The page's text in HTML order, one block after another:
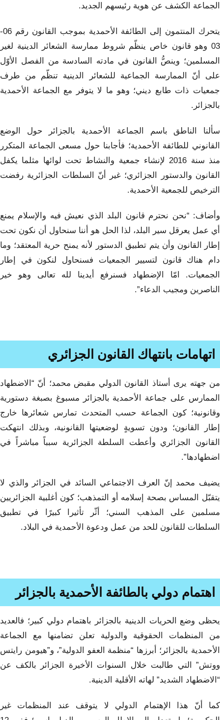
الجماعة الكشف عن هوية رئيسهم الجديد.
يتحرك المنتمون إلى الطائفة الأحمدية بموجب القانون رقم 06-
03 وهو قانون خاص ينظّم شروط ممارسة الشعائر الدينية لغير
المسلمين؛ وينصُّ القانون في مادته السادسة من الفصل الأوّل
على أنّ الممارسة الجماعية للشعائر الدينية تنظّم من طرف
جمعيات ذات طابع ديني؛ وهو ما لا يتوفر مع الجماعة الأحمدية
بالجزائر.
سألنا الناطق باسم الجماعة الأحمدية بالجزائر حول الوضع
القانوني للطائفة الأحمدية؛ فأجابنا حول مسعى الجماعة المتكرر
منذ سنة 2016 لإنشاء جمعية والنشاط تحت لوائها مثلما يكفل
القانون والدستور الجزائري؛ غير أنّ السلطات الجزائرية رفضت
الترخيص للجمعية الأحمدية.
وأضاف: “نحن نحترم قانون البلد الذي نعيش فيه والإسلام يمنع
أي عمل يعرقل سير البلد، لذا الحل هو أننا سنحاول أن نكون تحت
إطار القانون وأن يتم تطبيق الدستور لأنه يمنح حرية المعتقد؛ وما
دام هناك قانون لتسيير الجمعيات فسنحاول لنكون في إطار
الجمعيات. امّا الإضطهاد فسنرفع أيدينا لله تعالى وهو خير
الناصرين ومجيب الدعاء”.
اتهامات بانتهاك القانون الجزائري
من جهته يرى أستاذ القانون الدولي مقبض محمد؛ أنّ “الاضطهاد
الممارس على جماعة الأحمدية بالجزائر مسبوغ بصبغة دستورية
وقانونية؛ كون الجماعة حسب المتحدث تمارس شعائرها خارج
إطار القانون؛ ودون تسويةٍ لوضعيتها القانونية، وبذلك انتهكت
القانون الجزائري وأعطت السلطة الجزائرية سبباً مباشراً في
اضطهادها”.
يضيف محمد إنّ العرف الاجتماعي السائد في الجزائر والذي لا
يتقبّل المساس بصحة إسلامه أو التمذهب؛ كون أغلبية الجزائريين
مسلمين على المذهب السني؛ أثّر تأثيرا كبيرًا في تطبيق
السلطات للقانون للحد من عمل ودعوة الأحمدية في البلاد.
اهتمام دولي بالطائفة الأحمدية بالجزائر
يحظى وضع الحريات الدينية بالجزائر باهتمام دولي كبير؛ فالعديد
من المنظمات الحقوقية والدولية تعلن تضامنها مع الجماعة
الأحمدية بالجزائر؛ أبرزها “منظمة العفو الدولية”، و”هيومن رايتس
ووتش” التي طالبت خلال السنوات الأخيرة الجزائر بالكف عن
“الاضطهاد الشديد” لهاته الأقلية الدينية.
كما أنّ هذا الإهتمام الدولي لا يتوقف عند المنظمات غير